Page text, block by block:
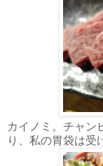
カイノミ。チャン
り、私の胃袋は受